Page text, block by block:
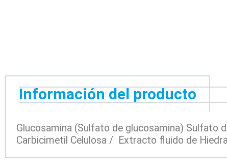
Información del producto
Glucosamina (Sulfato de glucosamina)
Carbicimetil Celulosa / Extracto fluido de